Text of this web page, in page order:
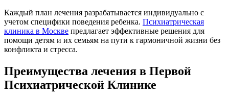
Каждый план лечения разрабатывается индивидуально с
учетом специфики поведения ребенка. Психиатрическая
клиника в Москве предлагает эффективные решения для
помощи детям и их семьям на пути к гармоничной жизни без
конфликта и стресса.
Преимущества лечения в Первой
Психиатрической Клинике